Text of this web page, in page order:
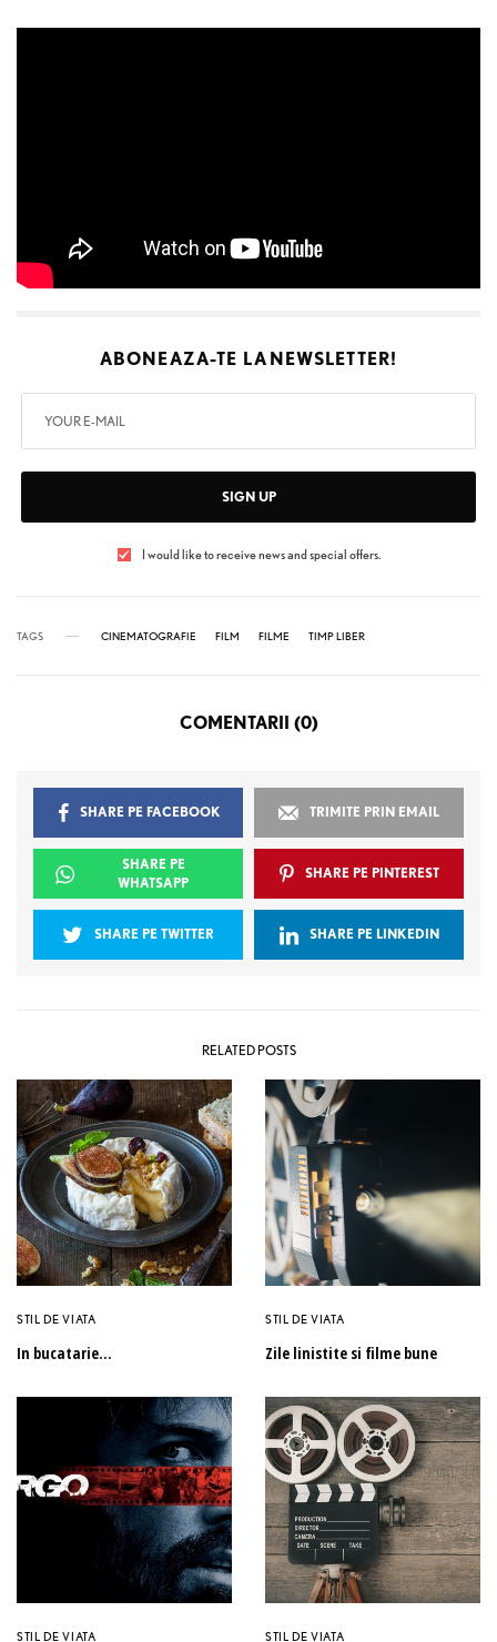
ABONEAZA-TE LA NEWSLETTER!
SIGN UP
I would like to receive news and special offers.
TAGS CINEMATOGRAFIE FILM FILME TIMP LIBER
COMENTARII (0)
SHARE PE FACEBOOK TRIMITE PRIN EMAIL
SHARE PE
WHATSAPP
SHARE PE PINTEREST
SHARE PE TWITTER SHARE PE LINKEDIN
RELATED POSTS
STIL DE VIATA
In bucatarie…
STIL DE VIATA
Zile linistite si filme bune
STIL DE VIATA STIL DE VIATA